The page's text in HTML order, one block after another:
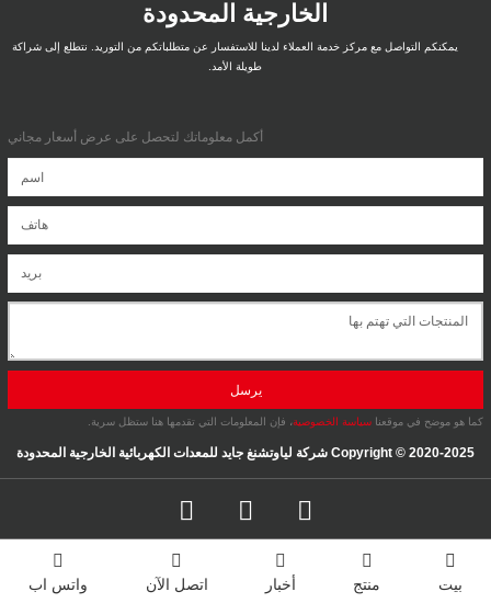
الخارجية المحدودة
يمكنكم التواصل مع مركز خدمة العملاء لدينا للاستفسار عن متطلباتكم من التوريد. نتطلع إلى شراكة
طويلة الأمد.
أكمل معلوماتك لتحصل على عرض أسعار مجاني
يرسل
كما هو موضح في موقعنا سياسة الخصوصية، فإن المعلومات التي تقدمها هنا ستظل سرية.
Copyright © 2020-2025 شركة لياوتشنغ جايد للمعدات الكهربائية الخارجية المحدودة
بيت منتج أخبار اتصل الآن واتس اب